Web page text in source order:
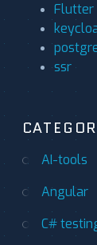
Flutter
ssr
AI-tools
Angular
C#